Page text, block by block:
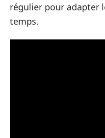
régulier pour adapter
temps.